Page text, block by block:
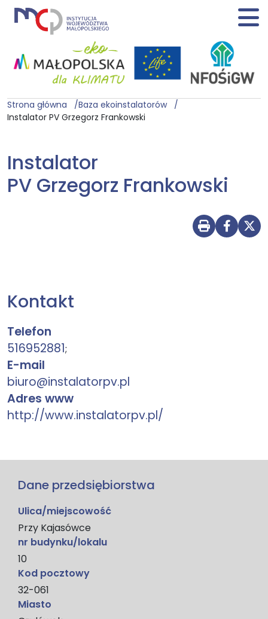
Strona główna
Baza ekoinstalatorów
Instalator PV Grzegorz Frankowski
Instalator
PV Grzegorz Frankowski
Drukuj
Kontakt
Telefon
516952881;
E-mail
biuro@instalatorpv.pl
Adres www
http://www.instalatorpv.pl/
Dane przedsiębiorstwa
Ulica/miejscowość
Przy Kajasówce
nr budynku/lokalu
10
Kod pocztowy
32-­061
Miasto